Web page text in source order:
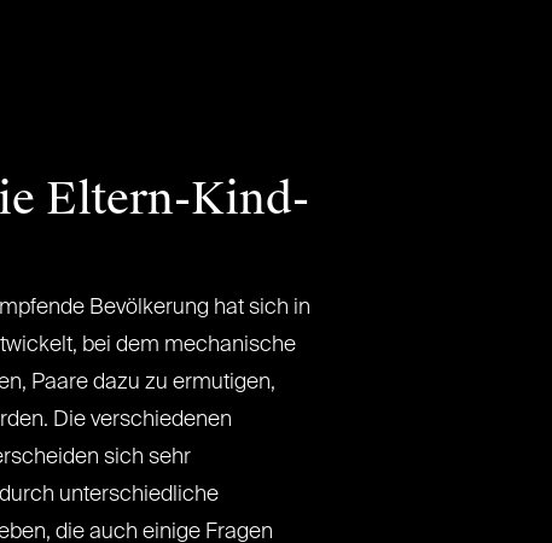
Eltern-Kind-
Bevölkerung hat sich in
bei dem mechanische
Paare dazu zu ermutigen,
Die verschiedenen
sich sehr
unterschiedliche
die auch einige Fragen